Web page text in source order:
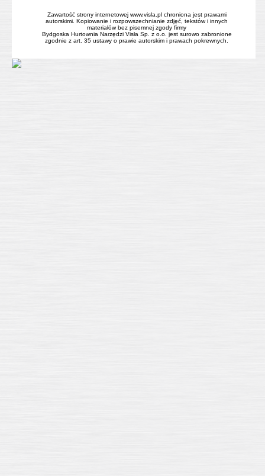
Zawartość strony internetowej www.visla.pl chroniona jest prawami
autorskimi. Kopiowanie i rozpowszechnianie zdjęć, tekstów i innych
materiałów bez pisemnej zgody firmy
Bydgoska Hurtownia Narzędzi Visła Sp. z o.o. jest surowo zabronione
zgodnie z art. 35 ustawy o prawie autorskim i prawach pokrewnych.